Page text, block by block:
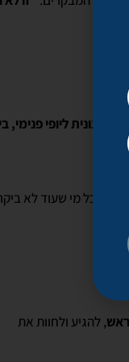
ליופי פנימי,
את כל מי שעוד לא
, להגיע ולחוות את